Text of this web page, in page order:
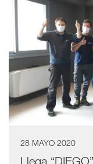
28 MAYO 2020
Llega